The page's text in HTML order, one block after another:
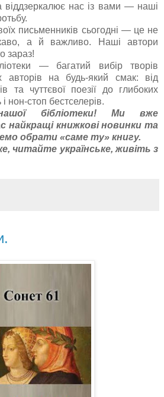
віддзеркалює нас із вами — наші
письменників сьогодні — це не
а й важливо. Наші автори
зараз!
— багатий вибір творів
авторів на будь-який смак: від
та чуттєвої поезії до глибоких
нон-стоп бестселерів.
бібліотеки! Ми вже
найкращі книжкові новинки та
обрати «саме ту» книгу.
читайте українське, живіть з